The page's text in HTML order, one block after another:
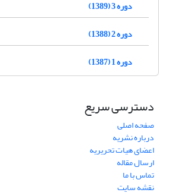
دوره 3 (1389)
دوره 2 (1388)
دوره 1 (1387)
دسترسی سریع
صفحه اصلی
درباره نشریه
اعضای هیات تحریریه
ارسال مقاله
تماس با ما
نقشه سایت